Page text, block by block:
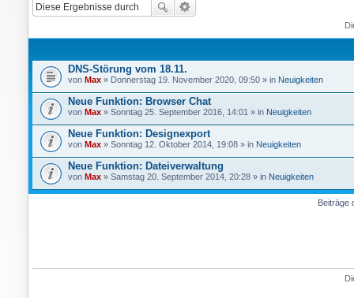
DNS-Störung vom 18.11.
von Max » Donnerstag 19. November 2020, 09:50 » in Neuigkeiten
Neue Funktion: Browser Chat
von Max » Sonntag 25. September 2016, 14:01 » in Neuigkeiten
Neue Funktion: Designexport
von Max » Sonntag 12. Oktober 2014, 19:08 » in Neuigkeiten
Neue Funktion: Dateiverwaltung
von Max » Samstag 20. September 2014, 20:28 » in Neuigkeiten
Beiträge